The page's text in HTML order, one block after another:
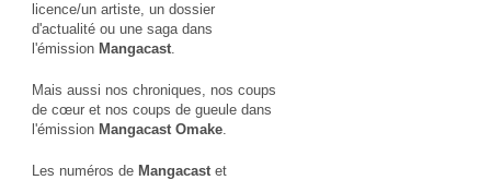
licence/un artiste, un dossier
d'actualité ou une saga dans
l'émission Mangacast.
Mais aussi nos chroniques, nos coups
de cœur et nos coups de gueule dans
l'émission Mangacast Omake.
Les numéros de Mangacastet